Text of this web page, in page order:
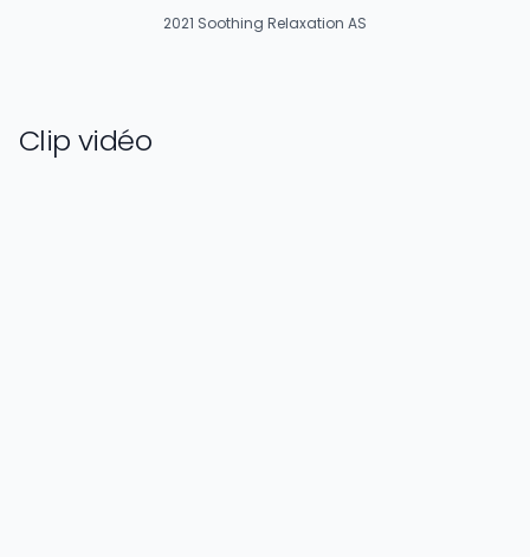
2021 Soothing Relaxation AS
Clip vidéo